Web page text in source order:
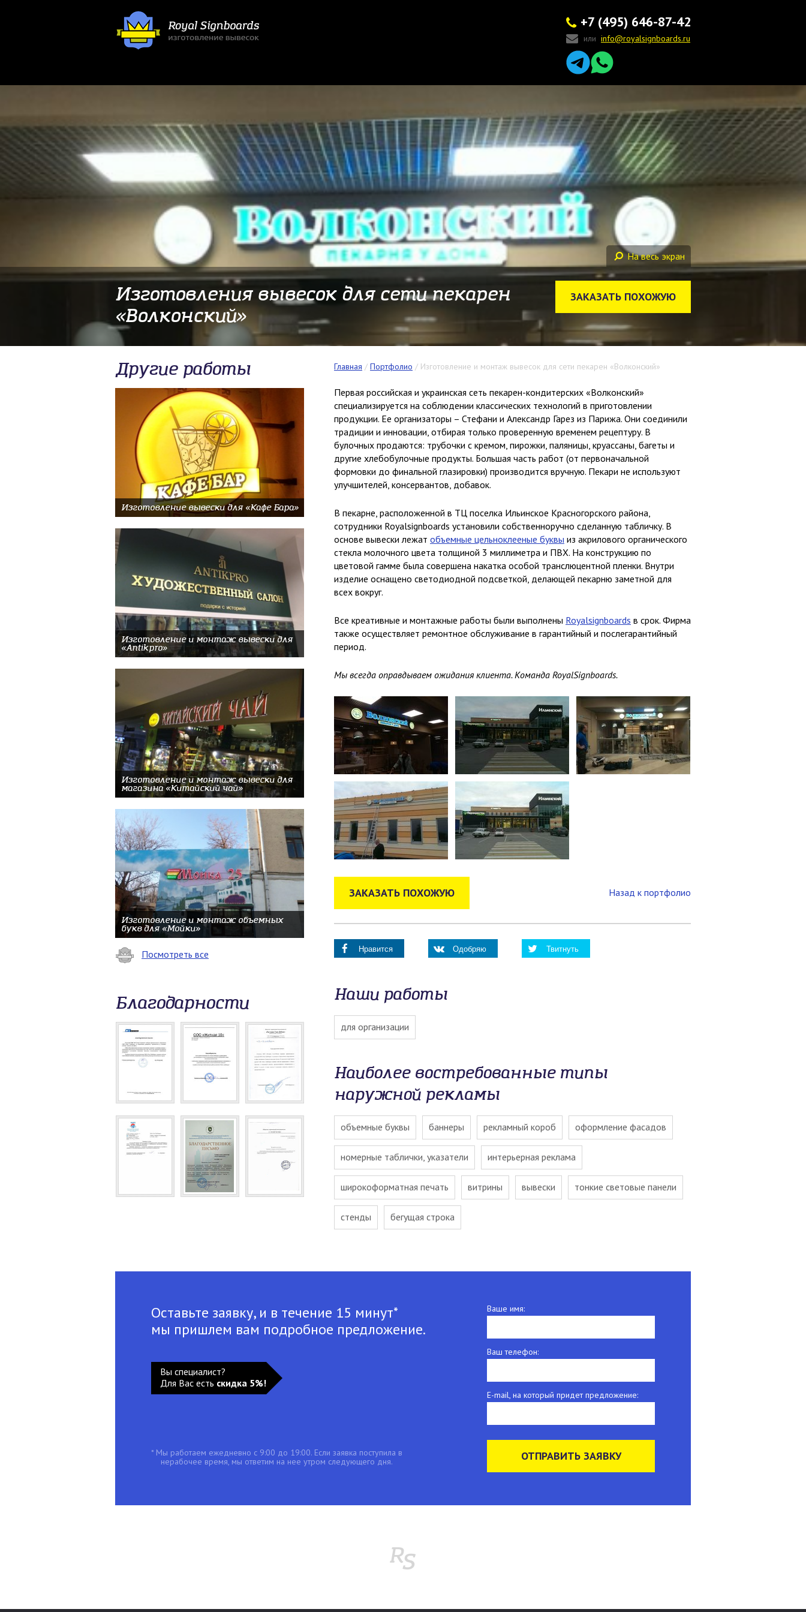
+7 (495) 646-87-42
или info@royalsignboards.ru
На весь экран
ЗАКАЗАТЬ ПОХОЖУЮ
Изготовления вывесок для сети пекарен
«Волконский»
Главная / Портфолио / Изготовление и монтаж вывесок для сети пекарен «Волконский»
Первая российская и украинская сеть пекарен-кондитерских «Волконский»
специализируется на соблюдении классических технологий в приготовлении
продукции. Ее организаторы – Стефани и Александр Гарез из Парижа. Они соединили
традиции и инновации, отбирая только проверенную временем рецептуру. В
булочных продаются: трубочки с кремом, пирожки, паляницы, круассаны, багеты и
другие хлебобулочные продукты. Большая часть работ (от первоначальной
формовки до финальной глазировки) производится вручную. Пекари не используют
улучшителей, консервантов, добавок.
В пекарне, расположенной в ТЦ поселка Ильинское Красногорского района,
сотрудники Royalsignboards установили собственноручно сделанную табличку. В
основе вывески лежат объемные цельноклееные буквы из акрилового органического
стекла молочного цвета толщиной 3 миллиметра и ПВХ. На конструкцию по
цветовой гамме была совершена накатка особой транслюцентной пленки. Внутри
изделие оснащено светодиодной подсветкой, делающей пекарню заметной для
всех вокруг.
Все креативные и монтажные работы были выполнены Royalsignboards в срок. Фирма
также осуществляет ремонтное обслуживание в гарантийный и послегарантийный
период.
Мы всегда оправдываем ожидания клиента. Команда RoyalSignboards.
ЗАКАЗАТЬ ПОХОЖУЮ Назад к портфолио
Нравится Одобряю Твитнуть
Наши работы
для организации
Наиболее востребованные типы
наружной рекламы
объемные буквы баннеры рекламный короб оформление фасадов
номерные таблички, указатели интерьерная реклама
широкоформатная печать витрины вывески тонкие световые панели
стенды бегущая строка
Другие работы
Изготовление вывески для «Кафе Бара»
Изготовление и монтаж вывески для
«Antikpro»
Изготовление и монтаж вывески для
магазина «Китайский чай»
Изготовление и монтаж объемных
букв для «Мойки»
Посмотреть все
Благодарности
Ваше имя:
Ваш телефон:
E-mail, на который придет предложение:
ОТПРАВИТЬ ЗАЯВКУ
Оставьте заявку, и в течение 15 минут*
мы пришлем вам подробное предложение.
Вы специалист?
Для Вас есть скидка 5%!
* Мы работаем ежедневно с 9:00 до 19:00. Если заявка поступила в
нерабочее время, мы ответим на нее утром следующего дня.